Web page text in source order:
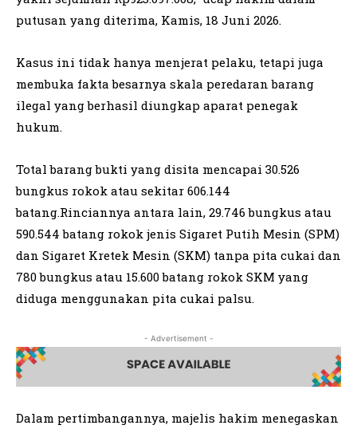
putusan yang diterima, Kamis, 18 Juni 2026.
Kasus ini tidak hanya menjerat pelaku, tetapi juga
membuka fakta besarnya skala peredaran barang
ilegal yang berhasil diungkap aparat penegak
hukum.
Total barang bukti yang disita mencapai 30.526
bungkus rokok atau sekitar 606.144
batang.Rinciannya antara lain, 29.746 bungkus atau
590.544 batang rokok jenis Sigaret Putih Mesin (SPM)
dan Sigaret Kretek Mesin (SKM) tanpa pita cukai dan
780 bungkus atau 15.600 batang rokok SKM yang
diduga menggunakan pita cukai palsu.
- Advertisement -
Dalam pertimbangannya, majelis hakim menegaskan